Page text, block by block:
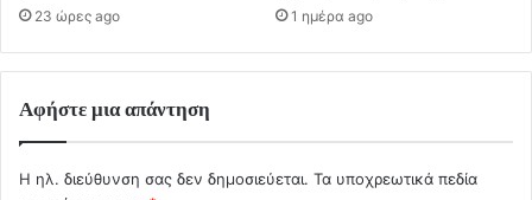
23 ώρες ago 1 ημέρα ago
Αφήστε μια απάντηση
Η ηλ. διεύθυνση σας δεν δημοσιεύεται. Τα υποχρεωτικά πεδία